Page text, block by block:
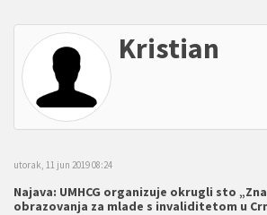
Kristian
utorak, 11 jun 2019 08:24
Najava: UMHCG organizuje okrugli sto
obrazovanja za mlade s invaliditetom u